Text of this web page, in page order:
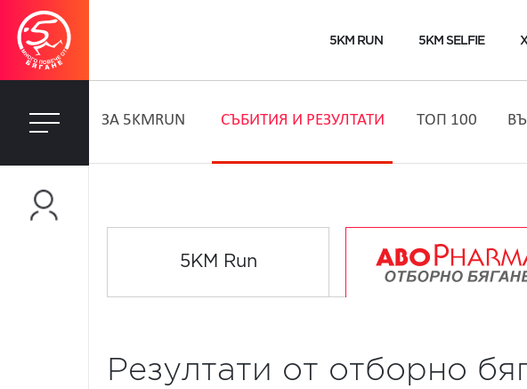
5KM RUN 5KM SELFIE
ЗA 5KMRUN СЪБИТИЯ И РЕЗУЛТАТИ ТОП 100
5KM Run
Резултати от отборно